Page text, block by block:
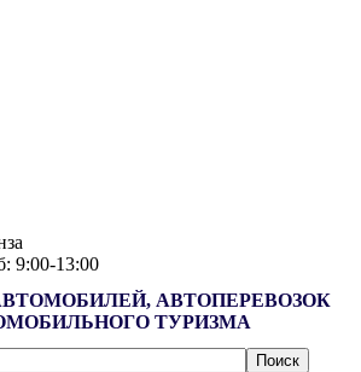
9:00‑13:00
АВТОПЕРЕВОЗОК
ТУРИЗМА